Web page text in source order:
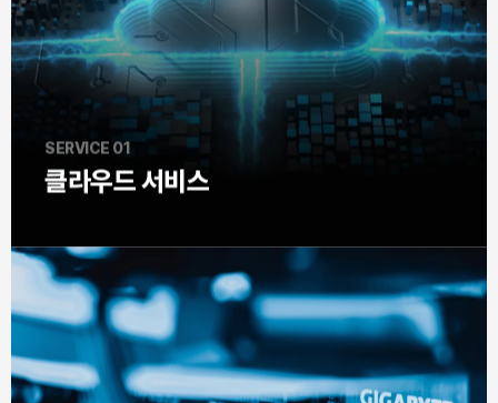
SERVICE 01
클라우드 서비스